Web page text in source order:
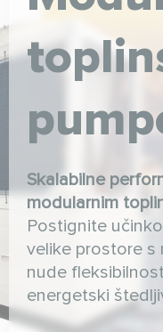
Skalabilne
modularnim
Postignite
velike prostore s
nude
energetski